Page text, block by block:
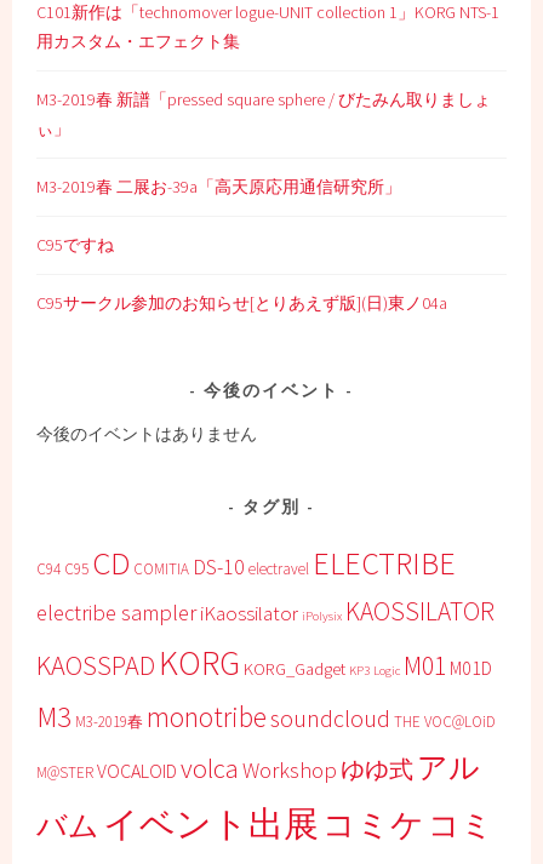
C101新作は「technomover logue-UNIT collection 1」KORG NTS-1
用カスタム・エフェクト集
M3-2019春 新譜「pressed square sphere / びたみん取りましょ
ぃ」
M3-2019春 二展お-39a「高天原応用通信研究所」
C95ですね
C95サークル参加のお知らせ[とりあえず版](日)東ノ04a
今後のイベント
今後のイベントはありません
タグ別
C94 C95 CD COMITIA DS-10 electravel ELECTRIBE
electribe sampleriKaossilator iPolysix KAOSSILATOR
KAOSSPAD KORG KORG_Gadget KP3 Logic M01 M01D
M3 M3-2019春 monotribesoundcloud THE VOC@LOiD
M@STERVOCALOID volca Workshop ゆゆ式アル
バム イベント出展 コミケ コミ